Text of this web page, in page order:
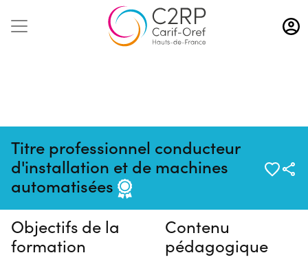
Aller
au
contenu
Titre professionnel conducteur
d'installation et de machines
automatisées
Pas de session programmée en
ce moment
Objectifs de la
formation
Contenu
pédagogique